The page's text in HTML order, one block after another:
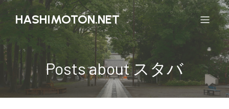
HASHIMOTON.NET
Posts about スタバ